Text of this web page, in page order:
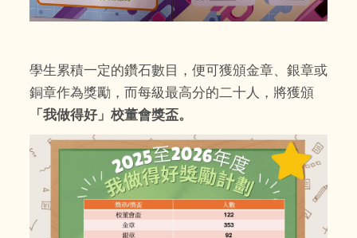
學生累積一定的鑽石數目，便可獲頒金章、銀章或
銅章作為獎勵，而每級最高分的二十人，將獲頒
「我做得好」校董會獎盃。